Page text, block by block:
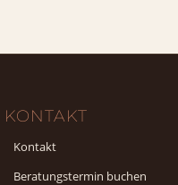
KONTAKT
Kontakt
Beratungstermin buchen